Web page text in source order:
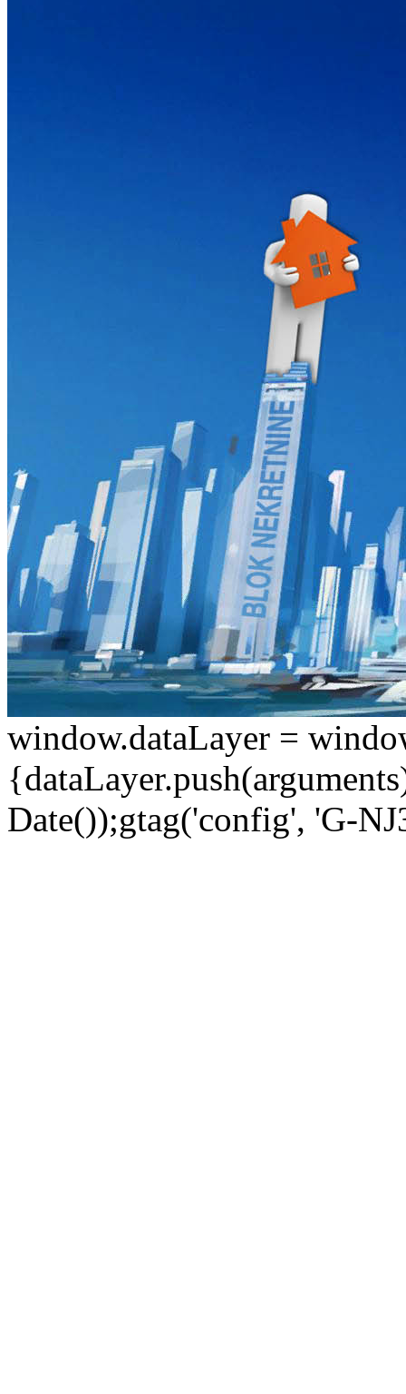
window.dataLayer =
Date());gtag('config', 'G-